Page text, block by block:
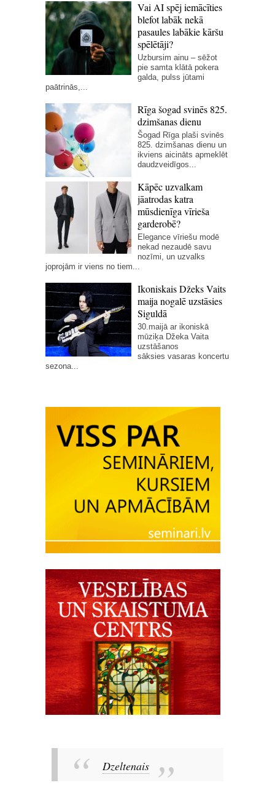
Vai AI spēj iemācīties
blefot labāk nekā
pasaules labākie kāršu
spēlētāji?
Uzbursim ainu – sēžot
pie samta klātā pokera
galda, pulss jūtami
paātrinās,...
Rīga šogad svinēs 825.
dzimšanas dienu
Šogad Rīga plaši svinēs
825. dzimšanas dienu un
ikviens aicināts apmeklēt
daudzveidīgos...
Kāpēc uzvalkam
jāatrodas katra
mūsdienīga vīrieša
garderobē?
Elegance vīriešu modē
nekad nezaudē savu
nozīmi, un uzvalks
joprojām ir viens no tiem...
Ikoniskais Džeks Vaits
maija nogalē uzstāsies
Siguldā
30.maijā ar ikoniskā
mūziķa Džeka Vaita
uzstāšanos
sāksies vasaras koncertu
sezona...
Dzeltenais